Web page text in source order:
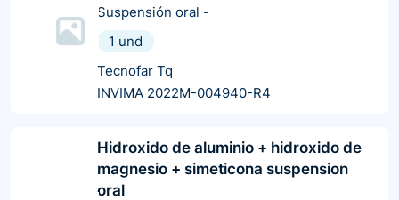
Suspensión oral -
1 und
Tecnofar Tq
INVIMA 2022M-004940-R4
Hidroxido de aluminio + hidroxido de
magnesio + simeticona suspension
oral